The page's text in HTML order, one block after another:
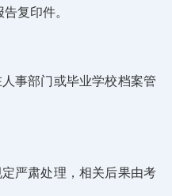
复印件。
事部门或毕业学校档案管
严肃处理，相关后果由考